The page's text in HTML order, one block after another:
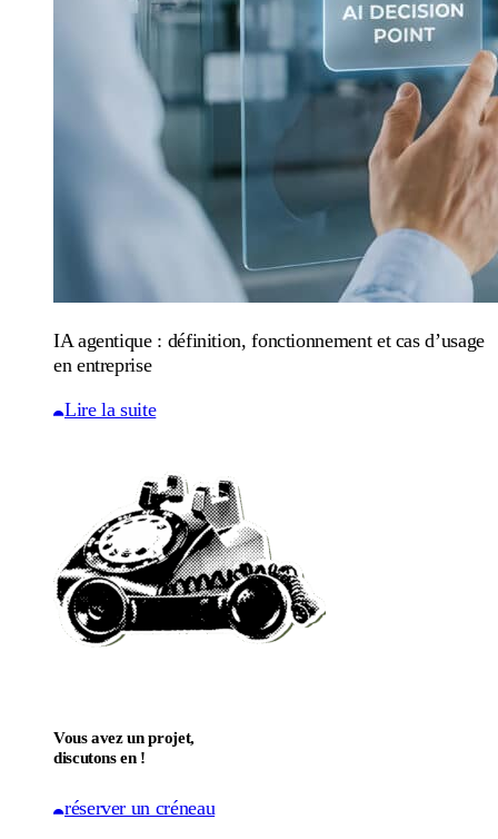
IA agentique : définition, fonctionnement et cas d’usage
en entreprise
Lire la suite
Vous avez un projet,
discutons en !
réserver un créneau